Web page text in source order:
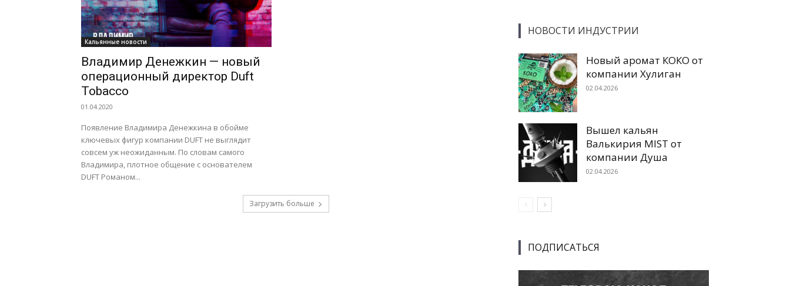
Кальянные новости
Владимир Денежкин — новый
операционный директор Duft
Tobacco
01.04.2020
Появление Владимира Денежкина в обойме
ключевых фигур компании DUFT не выглядит
совсем уж неожиданным. По словам самого
Владимира, плотное общение с основателем
DUFT Романом...
Загрузить больше
НОВОСТИ ИНДУСТРИИ
Новый аромат КОКО от
компании Хулиган
02.04.2026
Вышел кальян
Валькирия MIST от
компании Душа
02.04.2026
ПОДПИСАТЬСЯ